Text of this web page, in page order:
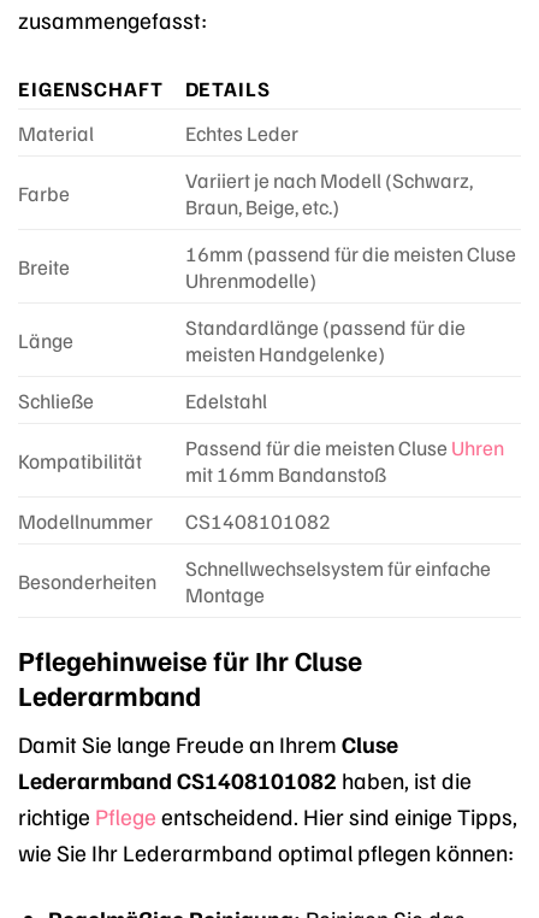
zusammengefasst:
EIGENSCHAFT
DETAILS
Material
Echtes Leder
Farbe
Variiert je nach Modell (Schwarz,
Braun, Beige, etc.)
Breite
16mm (passend für die meisten Cluse
Uhrenmodelle)
Länge
Standardlänge (passend für die
meisten Handgelenke)
Schließe
Edelstahl
Kompatibilität Passend für die meisten Cluse Uhren
mit 16mm Bandanstoß
Modellnummer
CS1408101082
Besonderheiten
Schnellwechselsystem für einfache
Montage
Pflegehinweise für Ihr Cluse
Lederarmband
Damit Sie lange Freude an Ihrem Cluse
Lederarmband CS1408101082 haben, ist die
richtige Pflege entscheidend. Hier sind einige Tipps,
wie Sie Ihr Lederarmband optimal pflegen können: